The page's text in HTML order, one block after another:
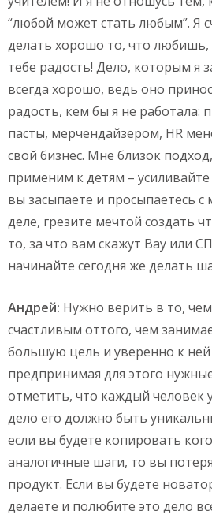
“любой может стать любым”. Я
делать хорошо то, что любишь,
тебе радость! Дело, которым я
всегда хорошо, ведь оно
радость, кем бы я не работала:
пасты, мерчендайзером, HR
свой бизнес. Мне близок
применим к детям –
вы засыпаете и просыпаетесь
деле, грезите мечтой создать
то, за что вам скажут Вау или
начинайте сегодня же делать
Андрей: Нужно верить в то,
счастливым оттого, чем
большую цель и уверенно к
предпринимая для этого
отметить, что каждый человек
дело его должно быть
если вы будете копировать
аналогичные шаги, то вы
продукт. Если вы будете
делаете и полюбите это дело